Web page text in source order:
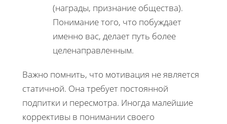
(награды, признание общества).
Понимание того, что побуждает
именно вас, делает путь более
целенаправленным.
Важно помнить, что мотивация не является
статичной. Она требует постоянной
подпитки и пересмотра. Иногда малейшие
коррективы в понимании своего